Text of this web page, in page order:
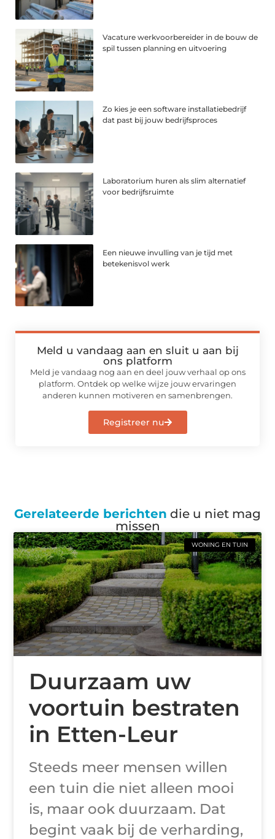
Vacature werkvoorbereider in de bouw de
spil tussen planning en uitvoering
Zo kies je een software installatiebedrijf
dat past bij jouw bedrijfsproces
Laboratorium huren als slim alternatief
voor bedrijfsruimte
Een nieuwe invulling van je tijd met
betekenisvol werk
Meld u vandaag aan en sluit u aan bij
ons platform
Meld je vandaag nog aan en deel jouw verhaal op ons
platform. Ontdek op welke wijze jouw ervaringen
anderen kunnen motiveren en samenbrengen.
Registreer nu
Gerelateerde berichten die u niet mag
missen
WONING EN TUIN
Duurzaam uw
voortuin bestraten
in Etten-Leur
Steeds meer mensen willen
een tuin die niet alleen mooi
is, maar ook duurzaam. Dat
begint vaak bij de verharding,